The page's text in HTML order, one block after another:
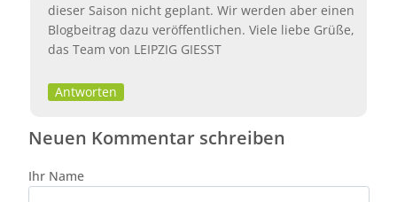
dieser Saison nicht geplant. Wir werden aber einen
Blogbeitrag dazu veröffentlichen. Viele liebe Grüße,
das Team von LEIPZIG GIESST
Antworten
Neuen Kommentar schreiben
Ihr Name